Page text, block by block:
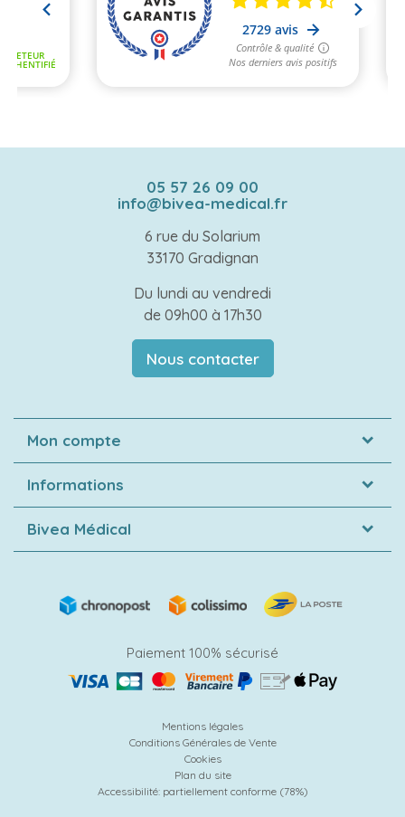
05 57 26 09 00
info@bivea-medical.fr
6 rue du Solarium
33170 Gradignan
Du lundi au vendredi
de 09h00 à 17h30
Nous contacter
Mon compte
Informations
Bivea Médical
Paiement 100% sécurisé
Mentions légales
Conditions Générales de Vente
Cookies
Plan du site
Accessibilité: partiellement conforme (78%)